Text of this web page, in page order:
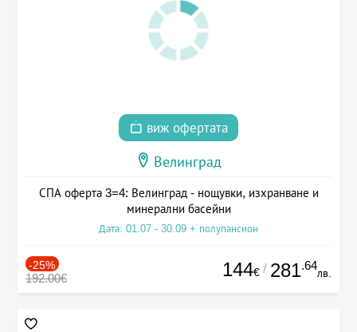
виж офертата
Велинград
СПА оферта 3=4: Велинград - нощувки, изхранване и
минерални басейни
Дата: 01.07 - 30.09 + полупансион
-25%
192.00€ 144€ / 281.64
лв.